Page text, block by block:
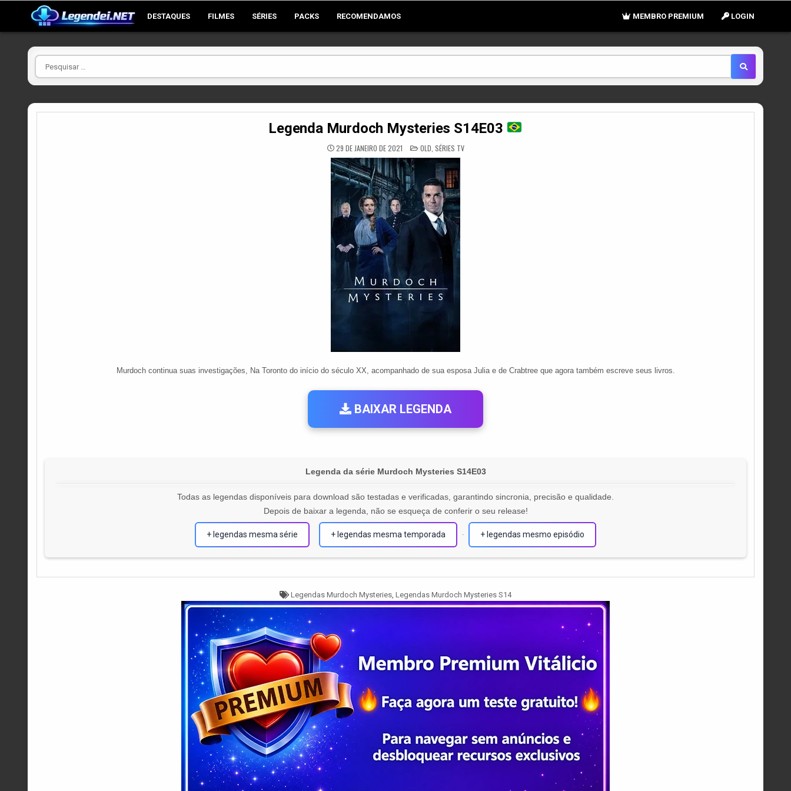
DESTAQUES FILMES SÉRIES PACKS RECOMENDAMOS LOGIN
MEMBRO PREMIUM
Pesquisar
por
Legenda Murdoch Mysteries S14E03
29 DE JANEIRO DE 2021 POSTED
IN
OLD SÉRIES TV
Murdoch continua suas investigações, Na Toronto do início do século XX, acompanhado de sua esposa Julia e de Crabtree que agora também escreve seus livros.
BAIXAR LEGENDA
Legenda da série Murdoch Mysteries S14E03
Todas as legendas disponíveis para download são testadas e verificadas, garantindo sincronia, precisão e qualidade.
Depois de baixar a legenda, não se esqueça de conferir o seu release!
+ legendas mesma série + legendas mesma temporada · + legendas mesmo episódio
Tagged
Legendas Murdoch Mysteries Legendas Murdoch Mysteries S14